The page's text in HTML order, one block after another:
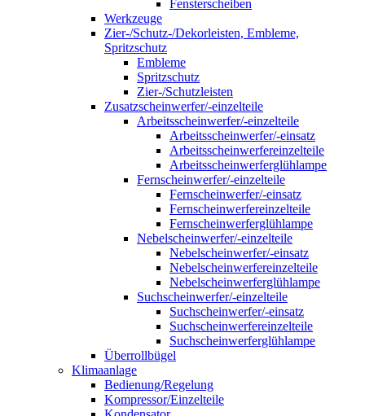
Fensterscheiben
Werkzeuge
Zier-/Schutz-/Dekorleisten, Embleme,
Spritzschutz
Embleme
Spritzschutz
Zier-/Schutzleisten
Zusatzscheinwerfer/-einzelteile
Arbeitsscheinwerfer/-einzelteile
Arbeitsscheinwerfer/-einsatz
Arbeitsscheinwerfereinzelteile
Arbeitsscheinwerferglühlampe
Fernscheinwerfer/-einzelteile
Fernscheinwerfer/-einsatz
Fernscheinwerfereinzelteile
Fernscheinwerferglühlampe
Nebelscheinwerfer/-einzelteile
Nebelscheinwerfer/-einsatz
Nebelscheinwerfereinzelteile
Nebelscheinwerferglühlampe
Suchscheinwerfer/-einzelteile
Suchscheinwerfer/-einsatz
Suchscheinwerfereinzelteile
Suchscheinwerferglühlampe
Überrollbügel
Klimaanlage
Bedienung/Regelung
Kompressor/Einzelteile